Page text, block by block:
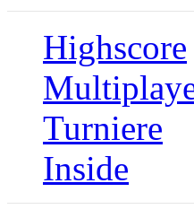
Highscore
Turniere
Inside